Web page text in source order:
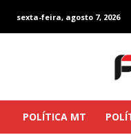
sexta-feira, agosto 7, 2026
POLÍTICA MT